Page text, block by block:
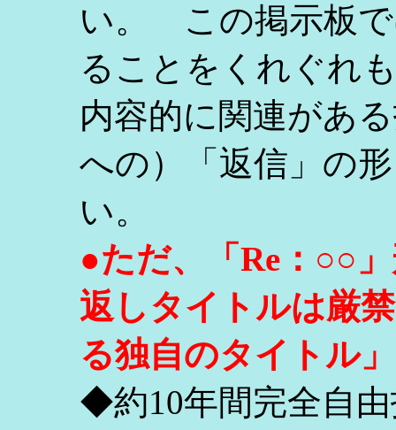
い。 この掲示板で
ることをくれぐれ
内容的に関連があ
への）「返信」の
い。
●ただ、「Re：○○
返しタイトルは厳
る独自のタイトル
◆約10年間完全自